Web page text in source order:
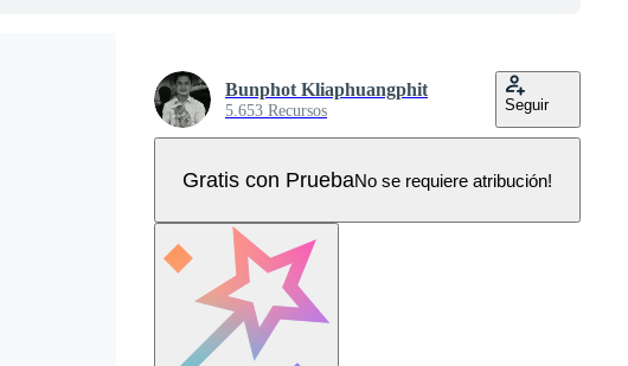
Bunphot Kliaphuangphit
5.653 Recursos Seguir
Gratis con PruebaNo se requiere atribución!